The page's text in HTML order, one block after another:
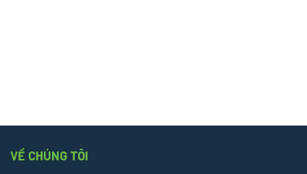
VỀ CHÚNG TÔI